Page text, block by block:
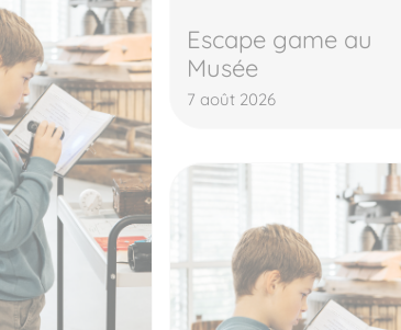
Escape game au
Musée
7 août 2026